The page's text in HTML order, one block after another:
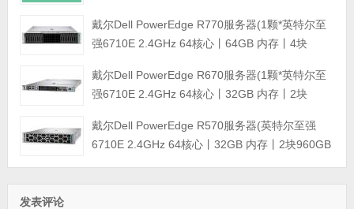
戴尔Dell PowerEdge R770服务器(1颗*英特尔至
强6710E 2.4GHz 64核心丨64GB 内存丨4块
800W双电源丨三年保修)戴尔Dell PowerEdge R670服务器(1颗*英特尔至
强6710E 2.4GHz 64核心丨32GB 内存丨2块
800W双电源丨三年保修)戴尔Dell PowerEdge R570服务器(英特尔至强
6710E 2.4GHz 64核心丨32GB 内存丨2块960GB
发表评论